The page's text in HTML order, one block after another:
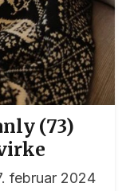
(73)
februar 2024